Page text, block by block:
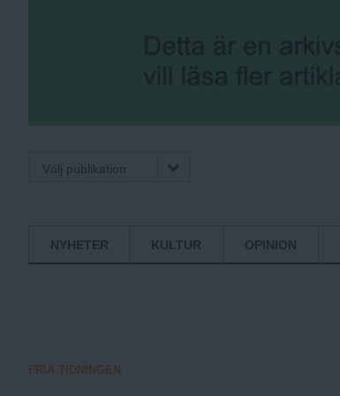
Välj publikation
F
i
NYHETER KULTUR OPINION
FRIA TIDNINGEN